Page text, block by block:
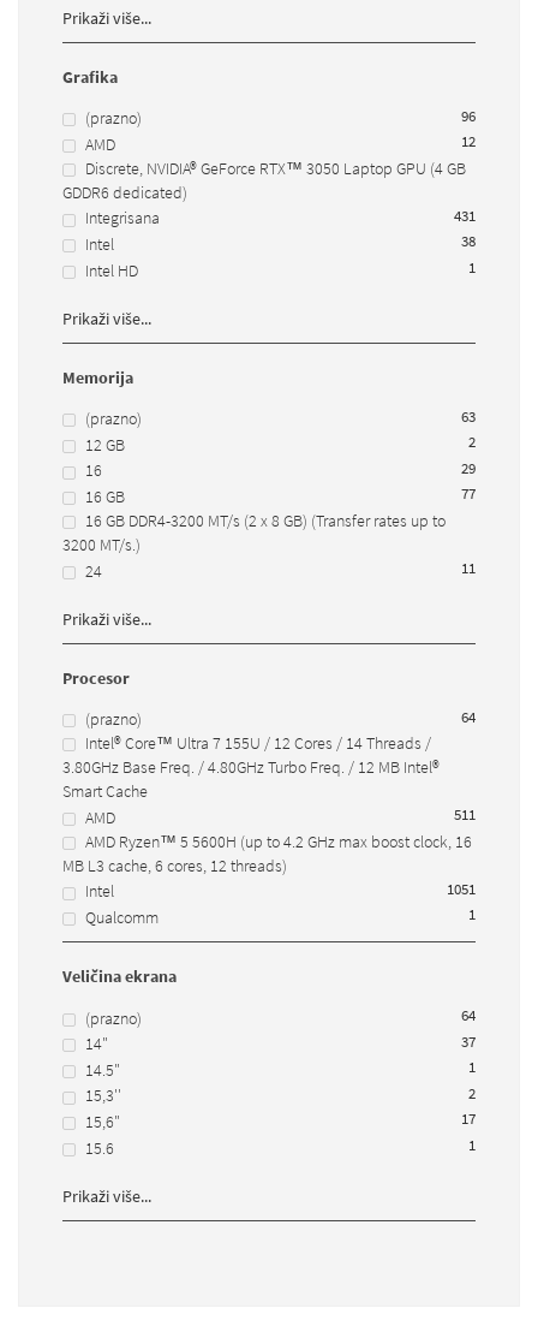
Prikaži više...
Grafika
(prazno)
96
AMD 12
Discrete, NVIDIA® GeForce RTX™ 3050 Laptop GPU (4 GB
GDDR6 dedicated)
1
Integrisana 43
Intel 38
Intel HD 1
Prikaži više...
Memorija
(prazno)
63
12 GB 2
16 29
16 GB 77
16 GB DDR4-3200 MT/s (2 x 8 GB) (Transfer rates up to
3200 MT/s.)
1
24 1
Prikaži više...
Procesor
(prazno)
64
Intel® Core™ Ultra 7 155U / 12 Cores / 14 Threads /
3.80GHz Base Freq. / 4.80GHz Turbo Freq. / 12 MB Intel®
Smart Cache
1
AMD 51
AMD Ryzen™ 5 5600H (up to 4.2 GHz max boost clock, 16
MB L3 cache, 6 cores, 12 threads)
1
Intel 105
Qualcomm 1
Veličina ekrana
(prazno)
64
14" 37
14.5" 1
15,3'' 2
15,6" 17
15.6 1
Prikaži više...